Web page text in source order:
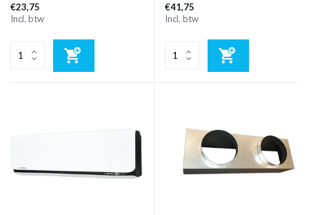
€23,75
Incl. btw
€41,75
Incl. btw